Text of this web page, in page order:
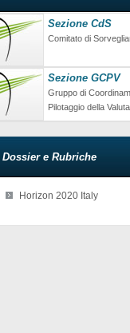
Sezione CdS
Comitato di
Sezione GCPV
Gruppo di
Pilotaggio della
Dossier e Rubriche
Horizon 2020 Italy